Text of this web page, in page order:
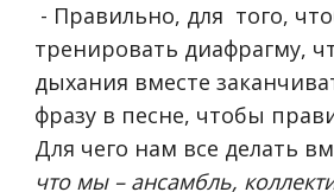
- Правильно, для того,
тренировать диафрагму,
дыхания вместе
фразу в песне, чтобы
Для чего нам все делать
что мы – ансамбль,